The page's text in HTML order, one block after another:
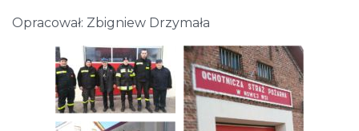
Opracował: Zbigniew Drzymała